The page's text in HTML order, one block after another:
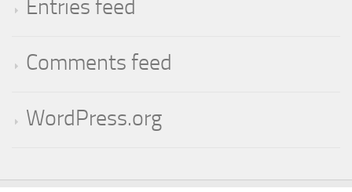
Entries feed
Comments feed
WordPress.org